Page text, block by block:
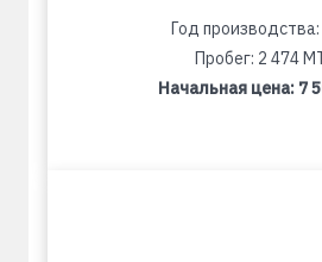
Год
Пробег: 2 474
Начальная цена: 7